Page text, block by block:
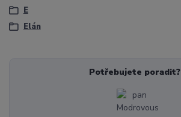
E
Elán
Potřebujete poradit?